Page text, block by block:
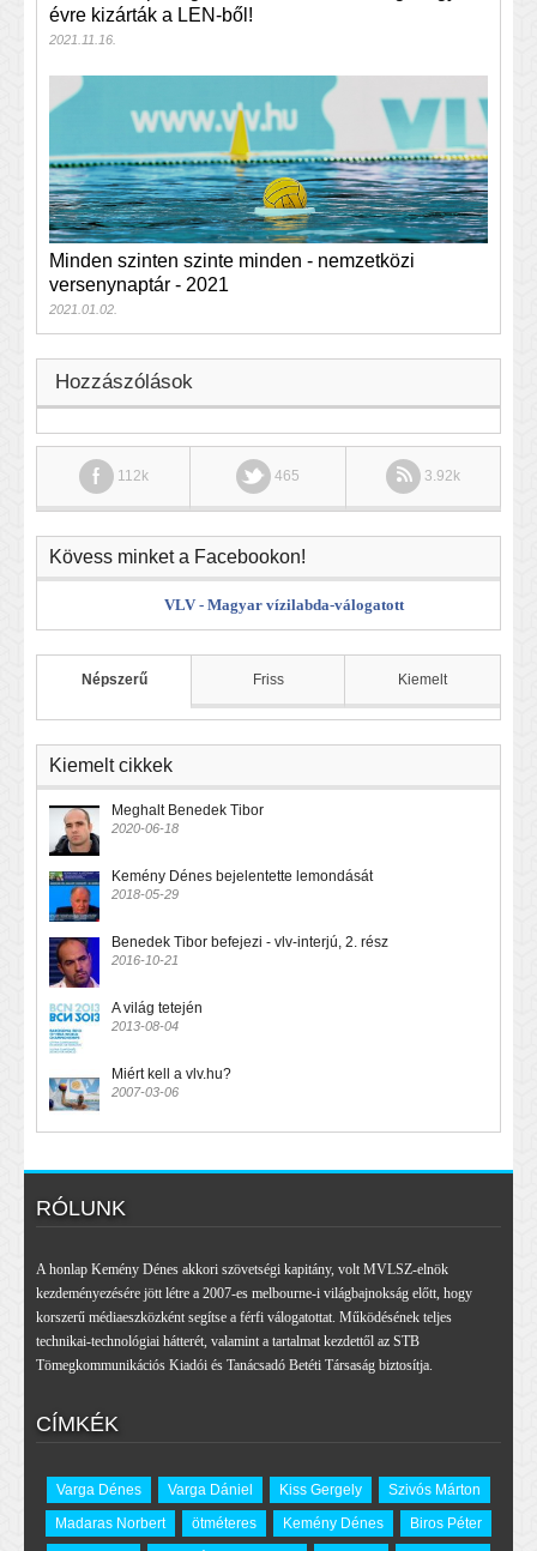
évre kizárták a LEN-ből!
2021.11.16.
Minden szinten szinte minden - nemzetközi
versenynaptár - 2021
2021.01.02.
Hozzászólások
112k 465 3.92k
Kövess minket a Facebookon!
VLV - Magyar vízilabda-válogatott
Népszerű Friss Kiemelt
Kiemelt cikkek
Meghalt Benedek Tibor
2020-06-18
Kemény Dénes bejelentette lemondását
2018-05-29
Benedek Tibor befejezi - vlv-interjú, 2. rész
2016-10-21
A világ tetején
2013-08-04
Miért kell a vlv.hu?
2007-03-06
RÓLUNK
A honlap Kemény Dénes akkori szövetségi kapitány, volt MVLSZ-elnök
kezdeményezésére jött létre a 2007-es melbourne-i világbajnokság előtt, hogy
korszerű médiaeszközként segítse a férfi válogatottat. Működésének teljes
technikai-technológiai hátterét, valamint a tartalmat kezdettől az STB
Tömegkommunikációs Kiadói és Tanácsadó Betéti Társaság biztosítja.
CÍMKÉK
Varga Dénes Varga Dániel Kiss Gergely
Szivós Márton
Madaras Norbert
ötméteres Kemény Dénes
Biros Péter